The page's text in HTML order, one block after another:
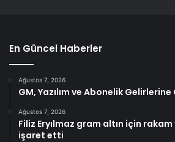
En Güncel Haberler
Ağustos 7, 2026
GM, Yazılım ve Abonelik
Ağustos 7, 2026
Filiz Eryılmaz gram altın için
işaret etti